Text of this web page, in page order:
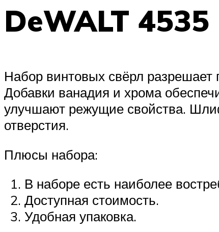
DeWALT 4535
Набор винтовых свёрл
Добавки ванадия и хрома
улучшают режущие свойства.
отверстия.
Плюсы набора:
В наборе есть наиболее
Доступная стоимость.
Удобная упаковка.